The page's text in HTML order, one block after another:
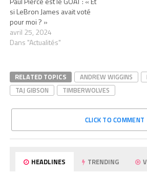
si LeBron James avait voté
pour moi ? »
avril 25, 2024
Dans "Actualités"
RELATED TOPICS ANDREW WIGGINS
TAJ GIBSON
TIMBERWOLVES
CLICK TO COMMENT
HEADLINES TRENDING